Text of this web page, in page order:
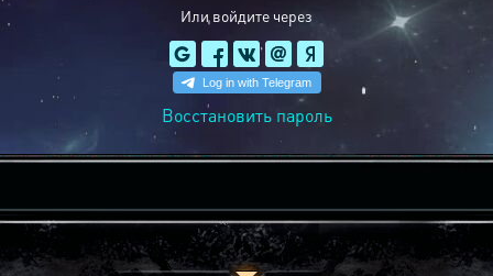
Или войдите через
Восстановить пароль